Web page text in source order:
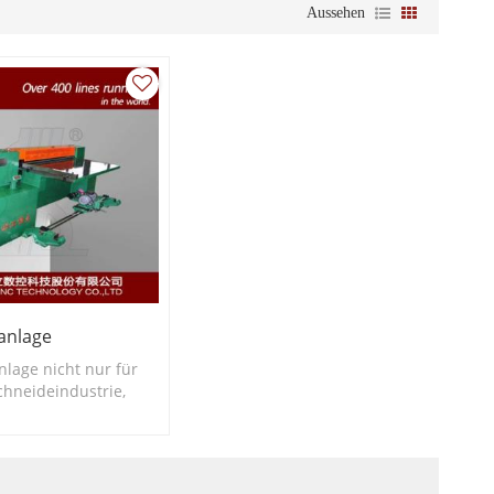
Aussehen
nicht nur für